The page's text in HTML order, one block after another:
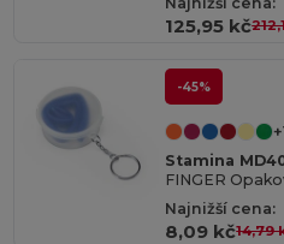
125,95 kč
-45%
Stamina
Najnižší cena:
8,09 kč14,79